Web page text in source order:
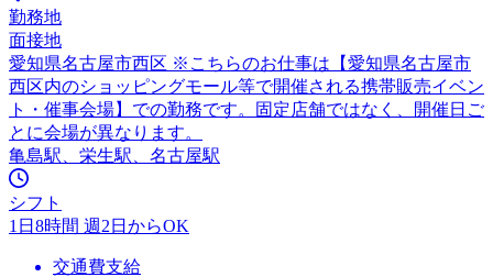
勤務地
面接地
愛知県名古屋市西区 ※こちらのお仕事は【愛知県名古屋市
西区内のショッピングモール等で開催される携帯販売イベン
ト・催事会場】での勤務です。固定店舗ではなく、開催日ご
とに会場が異なります。
亀島駅、栄生駅、名古屋駅
シフト
1日8時間 週2日からOK
交通費支給